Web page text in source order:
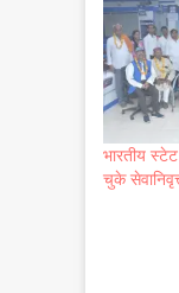
भारतीय
चुके